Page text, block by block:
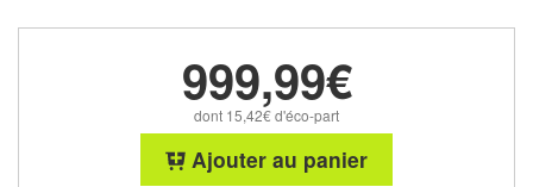
999,99€
dont 15,42€ d'éco-part
Ajouter au panier